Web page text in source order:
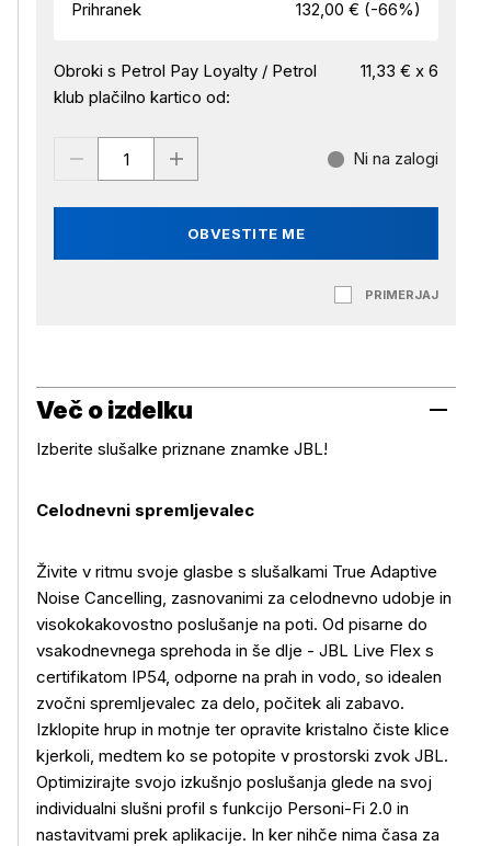
Prihranek 132,00 € (-66%)
Obroki s Petrol Pay Loyalty / Petrol
klub plačilno kartico od:
11,33 € x 6
OBVESTITE ME
Ni na zalogi
PRIMERJAJ
Več o izdelku
Izberite slušalke priznane znamke JBL!
Celodnevni spremljevalec
Živite v ritmu svoje glasbe s slušalkami True Adaptive
Noise Cancelling, zasnovanimi za celodnevno udobje in
visokokakovostno poslušanje na poti. Od pisarne do
vsakodnevnega sprehoda in še dlje - JBL Live Flex s
certifikatom IP54, odporne na prah in vodo, so idealen
zvočni spremljevalec za delo, počitek ali zabavo.
Izklopite hrup in motnje ter opravite kristalno čiste klice
kjerkoli, medtem ko se potopite v prostorski zvok JBL.
Optimizirajte svojo izkušnjo poslušanja glede na svoj
individualni slušni profil s funkcijo Personi-Fi 2.0 in
nastavitvami prek aplikacije. In ker nihče nima časa za